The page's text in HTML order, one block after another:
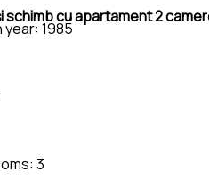
schimb cu apartament 2
year:1985
3